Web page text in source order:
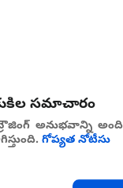
సమాచారం
అనుభవాన్ని
గోప్యత నోటీసు